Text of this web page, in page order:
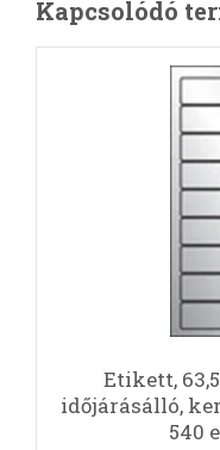
Kapcsolódó
Etikett,
időjárásálló,
540